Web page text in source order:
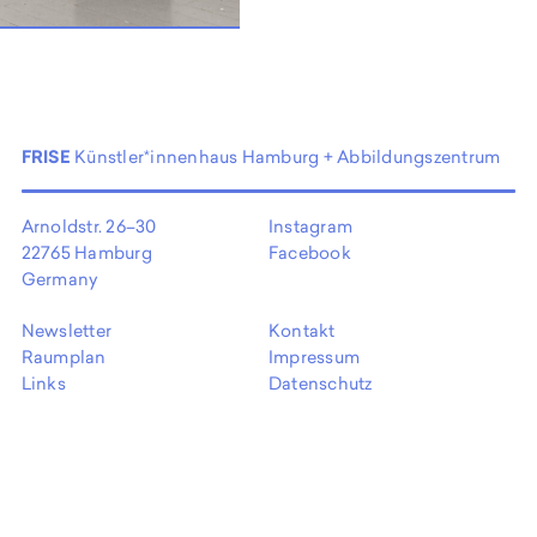
EN
FRISE Künstler*innenhaus Hamburg + Abbildungszentrum
Arnoldstr. 26–30
22765 Hamburg
Germany
Instagram
Facebook
Newsletter
Raumplan
Links
Kontakt
Impressum
Datenschutz